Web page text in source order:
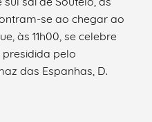
se ao chegar ao
às 11h00, se celebre
presidida pelo
das Espanhas, D.